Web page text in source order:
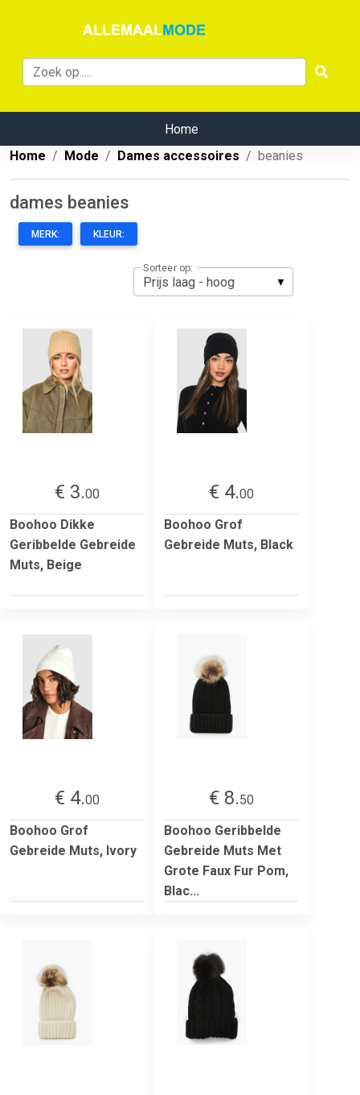
Home
Home
Mode Dames accessoires beanies
dames beanies
MERK: KLEUR:
Sorteer op:
€ 3.00
Boohoo Dikke
Geribbelde Gebreide
Muts, Beige
€ 4.00
Boohoo Grof
Gebreide Muts, Black
€ 4.00
Boohoo Grof
Gebreide Muts, Ivory
€ 8.50
Boohoo Geribbelde
Gebreide Muts Met
Grote Faux Fur Pom,
Blac...